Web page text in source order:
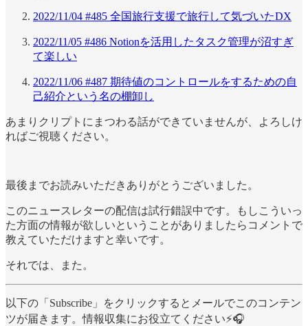
2022/11/04 #485 全国旅行支援で旅行して気づいたDX
2022/11/05 #486 Notionを活用したタスク管理が沼すぎ
て楽しい
2022/11/06 #487 期待値のコントロールをするための自
己紹介という名の棚卸し
あまりクリプトにまつわる話ができていませんが、よろしけ
ればご視聴ください。
最後までお読みいただきありがとうございました。
このニュースレターの配信は試行錯誤中です。もしこういっ
た方面の情報が欲しいということがありましたらコメントで
教えていただけますと幸いです。
それでは、また。
以下の「Subscribe」をクリックするとメールでこのコンテン
ツが届きます。情報収集にお役立てください⚡️🎧